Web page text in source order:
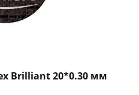
Brilliant 20*0.30 мм